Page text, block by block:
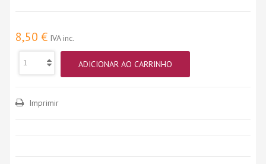
8,50 € IVA inc.
ADICIONAR AO CARRINHO
Imprimir